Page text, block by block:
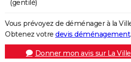
(gentilé)
Vous prévoyez de déménager à la
Obtenez votre devis déménagement.
Donner mon avis sur La